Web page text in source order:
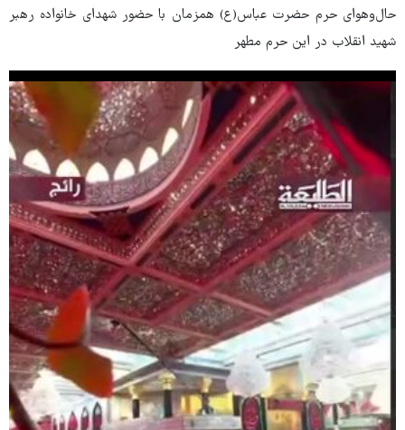
حال‌وهوای حرم حضرت عباس(ع) همزمان با حضور شهدای خانواده رهبر
شهید انقلاب در این حرم مطهر